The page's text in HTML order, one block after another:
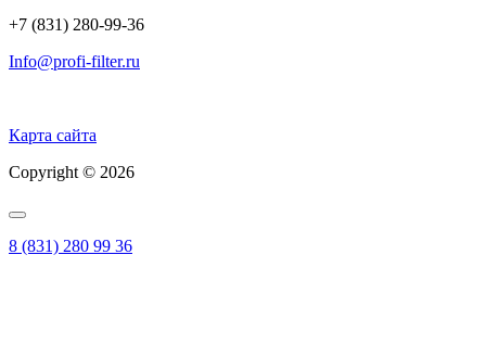
+7 (831) 280-99-36
Info@profi-filter.ru
Карта сайта
Copyright © 2026
8 (831) 280 99 36